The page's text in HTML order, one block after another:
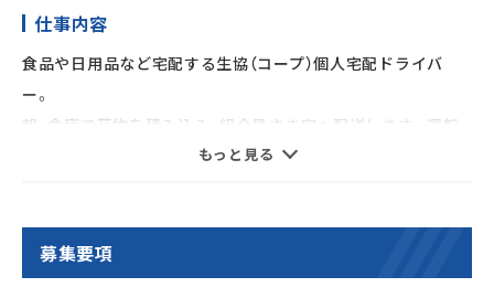
ちは配送後、
事務作業が終わったらすぐ帰宅など安定して働けています。
ご高齢の組合員さまに配達する際の「見守り活動」なども、
地域への安全・安心、社会貢献につながっています。
立てている、そんなことを実感できます。
仕事内容
食品や日用品など宅配する生協（コープ）個人宅配ドライバ
ー。
朝、倉庫で荷物を積み込み、組合員さま宅へ配送します。運転
ションを楽しみ、メリハリよく働けます。小型トラックなので
普通免許があればOK！再配達・長距離運転なし！地場配送のみ！
もっと見る
募集要項